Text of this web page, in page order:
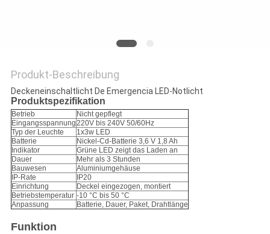
Produkt-Beschreibung
Deckeneinschaltlicht De Emergencia LED-Notlicht
Produktspezifikation
Betrieb
Nicht gepflegt
Eingangsspannung220V bis 240V 50/60Hz
Typ der Leuchte
1x3w LED
Batterie
Nickel-Cd-Batterie 3,6 V 1,8 Ah
Indikator
Grüne LED zeigt das Laden an
Dauer
Mehr als 3 Stunden
Bauwesen
Aluminiumgehäuse
IP-Rate
IP20
Einrichtung
Deckel eingezogen, montiert
Betriebstemperatur -10 °C bis 50 °C
Anpassung
Batterie, Dauer, Paket, Drahtlänge
Funktion